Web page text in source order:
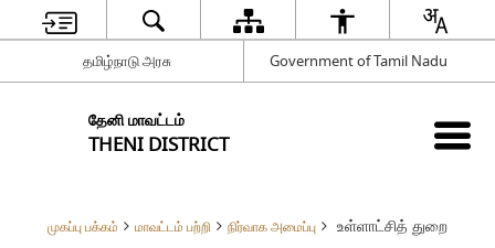
தமிழ்நாடு அரசு Government of Tamil Nadu
தேனி மாவட்டம்
THENI DISTRICT
முகப்பு பக்கம் மாவட்டம் பற்றி நிர்வாக அமைப்பு உள்ளாட்சித் துறை